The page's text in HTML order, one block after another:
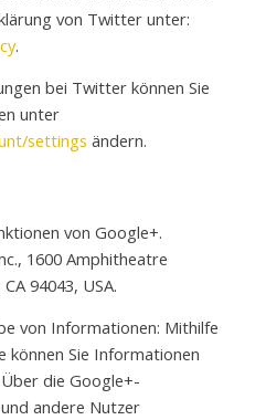
von Twitter unter:
.
bei Twitter können Sie
unter
settings ändern.
von Google+.
1600 Amphitheatre
94043, USA.
von Informationen: Mithilfe
können Sie Informationen
die Google+-
andere Nutzer